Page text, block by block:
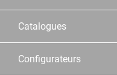
Catalogues
Configurateurs